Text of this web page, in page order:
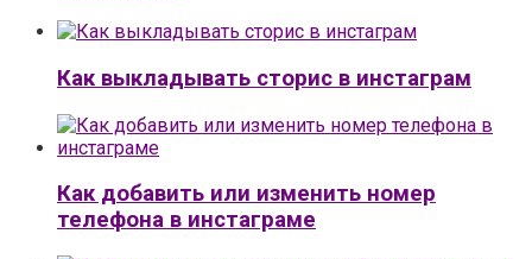
Как выкладывать сторис в инстаграм
Как добавить или изменить номер
телефона в инстаграме